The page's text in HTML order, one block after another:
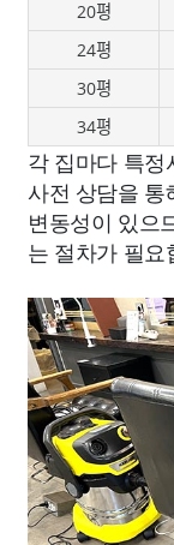
20평
24평
30평
34평
각 집마다 특
사전 상담을
변동성이 있으
는 절차가 필요